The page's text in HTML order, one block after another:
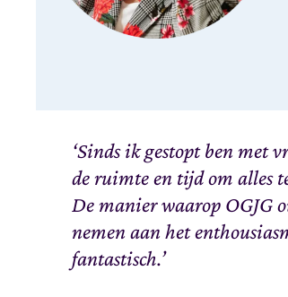
‘Sinds ik gestopt ben
de ruimte en tijd om alles
De manier waarop OGJG
nemen aan het
fantastisch.’